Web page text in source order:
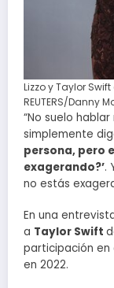
Lizzo y Taylor
REUTERS/Danny
“No suelo
simplemente
persona, pero
exagerando?’.
no estás
En una
a Taylor Swift
participación en
en 2022.